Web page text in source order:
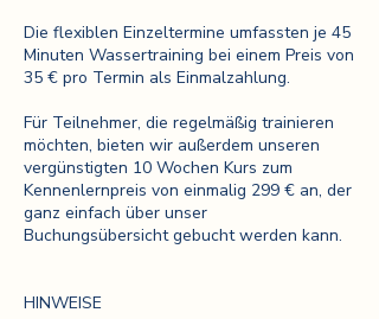
Die flexiblen Einzeltermine umfassten je 45
Minuten Wassertraining bei einem Preis von
35 € pro Termin als Einmalzahlung.
Für Teilnehmer, die regelmäßig trainieren
möchten, bieten wir außerdem unseren
vergünstigten 10 Wochen Kurs zum
Kennenlernpreis von einmalig 299 € an, der
ganz einfach über unser
Buchungsübersicht gebucht werden kann.
HINWEISE